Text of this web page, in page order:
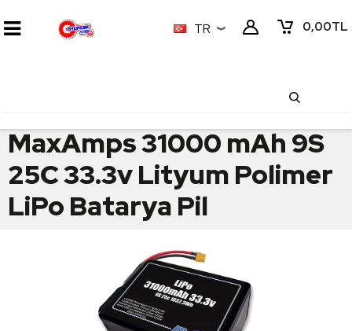
0,00TL
TR
MaxAmps 31000 mAh 9S
25C 33.3v Lityum Polimer
LiPo Batarya Pil